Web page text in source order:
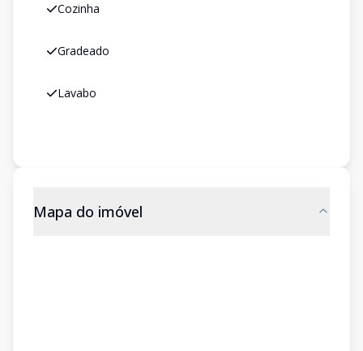
Cozinha
Gradeado
Lavabo
Mapa do imóvel